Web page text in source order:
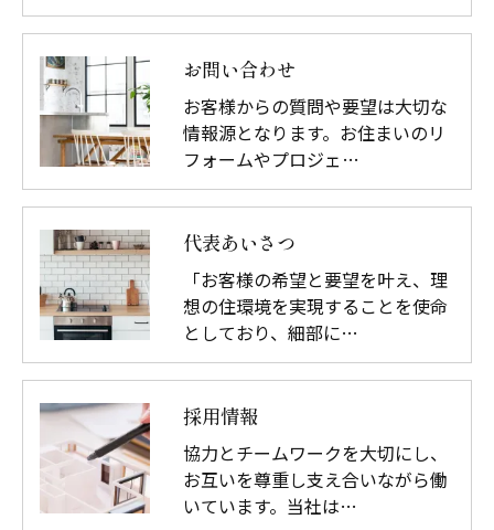
お問い合わせ
お客様からの質問や要望は大切な
情報源となります。お住まいのリ
フォームやプロジェ…
代表あいさつ
「お客様の希望と要望を叶え、理
想の住環境を実現することを使命
としており、細部に…
採用情報
協力とチームワークを大切にし、
お互いを尊重し支え合いながら働
いています。当社は…